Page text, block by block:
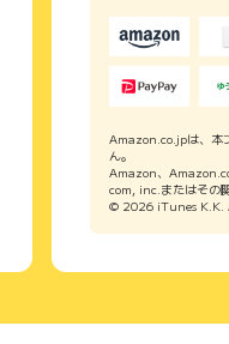
Amazon.co.jpは、本
ん。
Amazon、
com, inc.またはその
© 2026 iTunes K.K.